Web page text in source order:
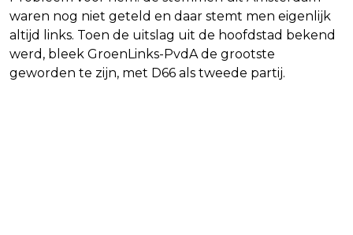
waren nog niet geteld en daar stemt men eigenlijk
altijd links. Toen de uitslag uit de hoofdstad bekend
werd, bleek GroenLinks-PvdA de grootste
geworden te zijn, met D66 als tweede partij.